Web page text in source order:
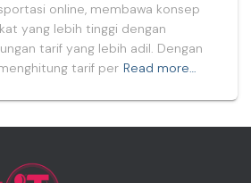
online, membawa konsep
yang lebih tinggi dengan
tarif yang lebih adil. Dengan
tarif per Read more…